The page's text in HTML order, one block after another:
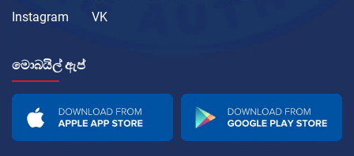
Instagram
VK
මොබයිල් ඇප්